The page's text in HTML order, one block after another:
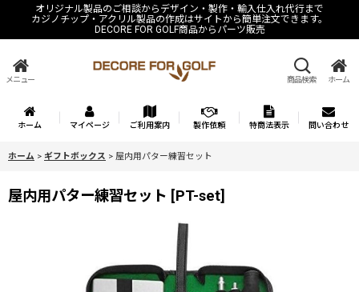
オリジナル製品のご相談からデザイン・製作・輸入仕入れ代行まで
カジノチップ・アクリル製品の作成はサイトから簡単注文できます。
DECORE FOR GOLF商品からパーツ販売
メニュー 商品検索 ホーム
ホーム マイページ ご利用案内 製作依頼 特商法表示 問い合わせ
ホーム > ギフトボックス > 屋内用パター練習セット
屋内用パター練習セット [PT-set]